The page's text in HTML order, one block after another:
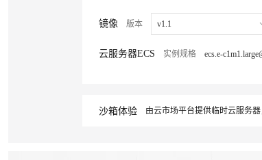
镜像 版本 v1.1
云服务器ECS 实例规格
沙箱体验 由云市场平台提供临时云服务